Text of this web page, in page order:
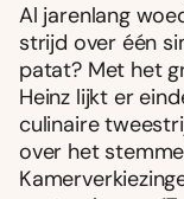
Al jarenlang
strijd over één
patat? Met het
Heinz lijkt er
culinaire
over het